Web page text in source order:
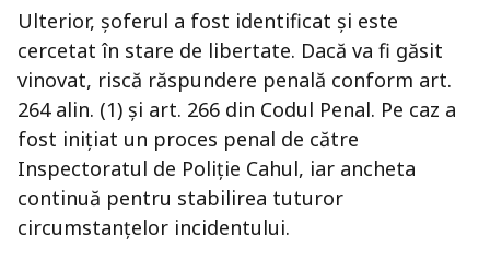
Ulterior, șoferul a fost identificat și este
cercetat în stare de libertate. Dacă va fi găsit
vinovat, riscă răspundere penală conform art.
264 alin. (1) și art. 266 din Codul Penal. Pe caz a
fost inițiat un proces penal de către
Inspectoratul de Poliție Cahul, iar ancheta
continuă pentru stabilirea tuturor
circumstanțelor incidentului.